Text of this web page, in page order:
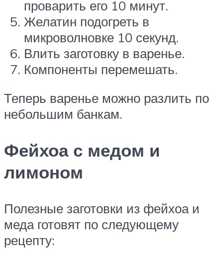
проварить его 10 минут.
Желатин подогреть в
микроволновке 10 секунд.
Влить заготовку в варенье.
Компоненты перемешать.
Теперь варенье можно разлить по
небольшим банкам.
Фейхоа с медом и
лимоном
Полезные заготовки из фейхоа и
меда готовят по следующему
рецепту: